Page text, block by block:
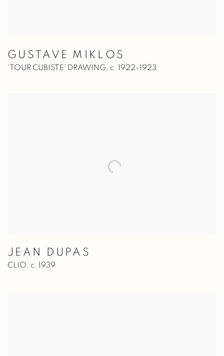
GUSTAVE MIKLOS
'TOUR CUBISTE' DRAWING, c. 1922-1923
JEAN DUPAS
CLIO, c. 1939